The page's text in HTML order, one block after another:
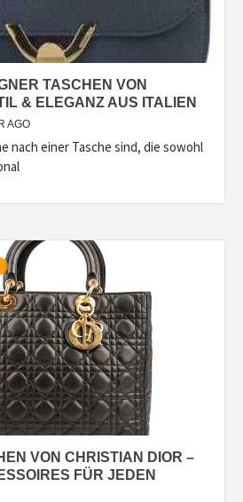
TASCHEN VON
& ELEGANZ AUS ITALIEN
AGO
nach einer Tasche sind, die sowohl
VON CHRISTIAN DIOR –
FÜR JEDEN